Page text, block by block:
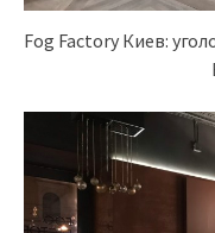
Fog Factory Киев: